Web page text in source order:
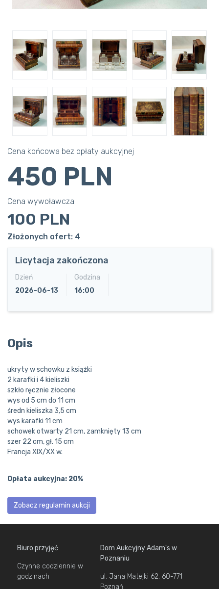
Cena końcowa bez opłaty aukcyjnej
450 PLN
Cena wywoławcza
100 PLN
Złożonych ofert: 4
Licytacja zakończona
Dzień
2026-06-13
Godzina
16:00
Opis
ukryty w schowku z książki
2 karafki i 4 kieliszki
szkło ręcznie złocone
wys od 5 cm do 11 cm
średn kieliszka 3,5 cm
wys karafki 11 cm
schowek otwarty 21 cm, zamknięty 13 cm
szer 22 cm, gł. 15 cm
Francja XIX/XX w.
Opłata aukcyjna: 20%
Zobacz regulamin aukcji
Biuro przyjęć
Czynne codziennie w
godzinach
Dom Aukcyjny Adam's w
Poznaniu
ul. Jana Matejki 62, 60-771
Poznań